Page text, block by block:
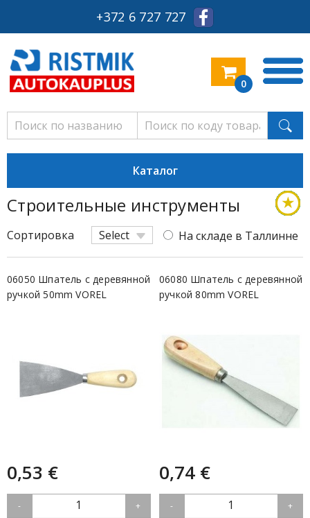
+372 6 727 727
0
Каталог
Строительные инструменты
Сортировка Select На складе в Таллинне
06050 Шпатель с деревянной
ручкой 50mm VOREL
0,53 €
- 1 +
★
06080 Шпатель с деревянной
ручкой 80mm VOREL
0,74 €
- 1 +
★
★
★
★
★
★
★
★
★
★
★
★
★
★
★
★
★